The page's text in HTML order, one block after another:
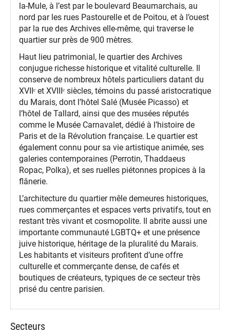
la-Mule, à l’est par le boulevard Beaumarchais, au
nord par les rues Pastourelle et de Poitou, et à l’ouest
par la rue des Archives elle-même, qui traverse le
quartier sur près de 900 mètres.
Haut lieu patrimonial, le quartier des Archives
conjugue richesse historique et vitalité culturelle. Il
conserve de nombreux hôtels particuliers datant du
XVIIᵉ et XVIIIᵉ siècles, témoins du passé aristocratique
du Marais, dont l’hôtel Salé (Musée Picasso) et
l’hôtel de Tallard, ainsi que des musées réputés
comme le Musée Carnavalet, dédié à l’histoire de
Paris et de la Révolution française. Le quartier est
également connu pour sa vie artistique animée, ses
galeries contemporaines (Perrotin, Thaddaeus
Ropac, Polka), et ses ruelles piétonnes propices à la
flânerie.
L’architecture du quartier mêle demeures historiques,
rues commerçantes et espaces verts privatifs, tout en
restant très vivant et cosmopolite. Il abrite aussi une
importante communauté LGBTQ+ et une présence
juive historique, héritage de la pluralité du Marais.
Les habitants et visiteurs profitent d’une offre
culturelle et commerçante dense, de cafés et
boutiques de créateurs, typiques de ce secteur très
prisé du centre parisien.
Secteurs